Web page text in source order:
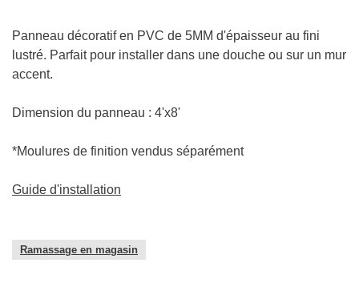
Panneau décoratif en PVC de 5MM d'épaisseur au fini
lustré. Parfait pour installer dans une douche ou sur un mur
accent.
Dimension du panneau : 4'x8'
*Moulures de finition vendus séparément
Guide d'installation
Ramassage en magasin